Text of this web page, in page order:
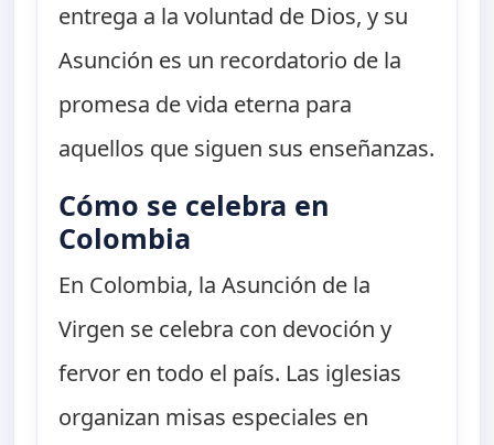
entrega a la voluntad de Dios, y su
Asunción es un recordatorio de la
promesa de vida eterna para
aquellos que siguen sus enseñanzas.
Cómo se celebra en
Colombia
En Colombia, la Asunción de la
Virgen se celebra con devoción y
fervor en todo el país. Las iglesias
organizan misas especiales en